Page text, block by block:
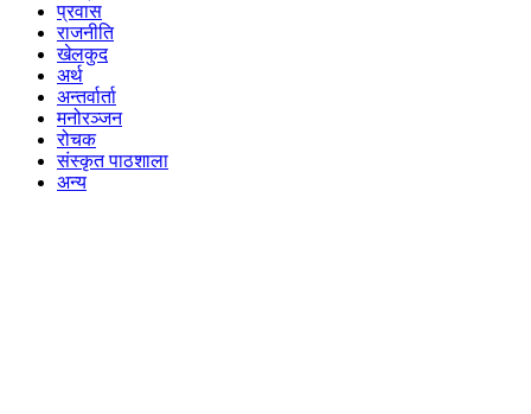
प्रवास
राजनीति
खेलकुद
अर्थ
अन्तर्वार्ता
मनोरञ्जन
रोचक
संस्कृत पाठशाला
अन्य